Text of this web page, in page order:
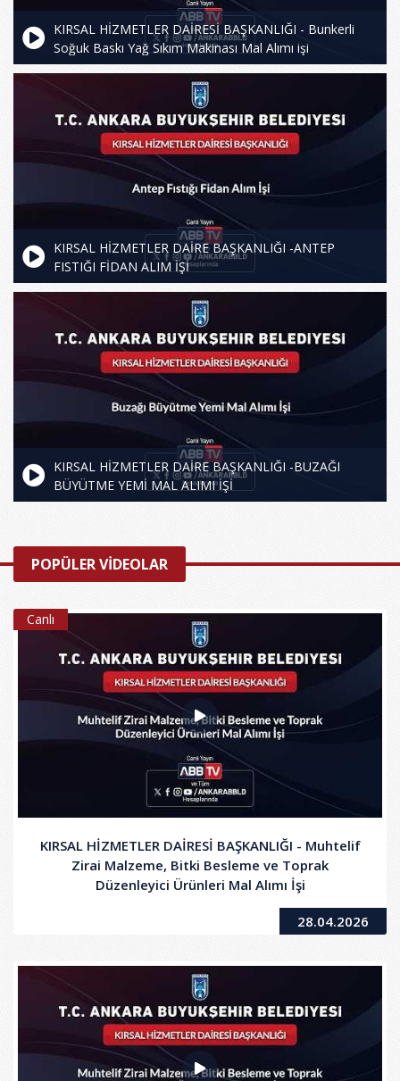
KIRSAL HİZMETLER DAİRESİ BAŞKANLIĞI - Bunkerli
Soğuk Baskı Yağ Sıkım Makinası Mal Alımı işi
KIRSAL HİZMETLER DAİRE BAŞKANLIĞI -ANTEP
FISTIĞI FİDAN ALIM İŞİ
KIRSAL HİZMETLER DAİRE BAŞKANLIĞI -BUZAĞI
BÜYÜTME YEMİ MAL ALIMI İŞİ
POPÜLER VİDEOLAR
Canlı
KIRSAL HİZMETLER DAİRESİ BAŞKANLIĞI - Muhtelif
Zirai Malzeme, Bitki Besleme ve Toprak
Düzenleyici Ürünleri Mal Alımı İşi
28.04.2026